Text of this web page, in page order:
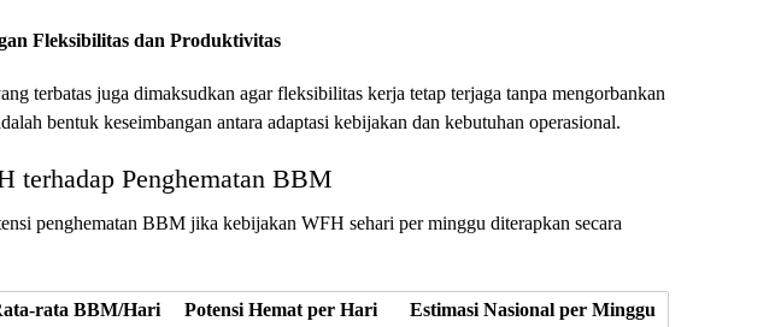
Fleksibilitas dan Produktivitas
terbatas juga dimaksudkan agar fleksibilitas kerja tetap terjaga tanpa mengorbankan
bentuk keseimbangan antara adaptasi kebijakan dan kebutuhan operasional.
terhadap Penghematan BBM
penghematan BBM jika kebijakan WFH sehari per minggu diterapkan secara
rata BBM/Hari
Potensi Hemat per Hari
Estimasi Nasional per Minggu